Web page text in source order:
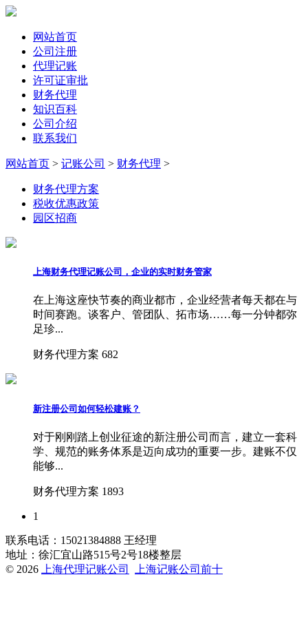
网站首页
公司注册
代理记账
许可证审批
财务代理
知识百科
公司介绍
联系我们
网站首页 > 记账公司 > 财务代理 >
财务代理方案
税收优惠政策
园区招商
上海财务代理记账公司，企业的实时财务管家
在上海这座快节奏的商业都市，企业经营者每天都在与
时间赛跑。谈客户、管团队、拓市场……每一分钟都弥
足珍...
财务代理方案 682
新注册公司如何轻松建账？
对于刚刚踏上创业征途的新注册公司而言，建立一套科
学、规范的账务体系是迈向成功的重要一步。建账不仅
能够...
财务代理方案 1893
1
联系电话：15021384888 王经理
地址：徐汇宜山路515号2号18楼整层
© 2026
上海代理记账公司 上海记账公司前十